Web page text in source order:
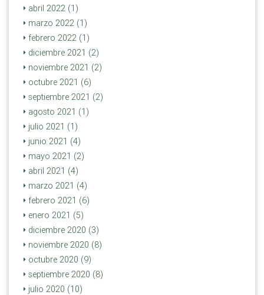
abril 2022 (1)
marzo 2022 (1)
febrero 2022 (1)
diciembre 2021 (2)
noviembre 2021 (2)
octubre 2021 (6)
septiembre 2021 (2)
agosto 2021 (1)
julio 2021 (1)
junio 2021 (4)
mayo 2021 (2)
abril 2021 (4)
marzo 2021 (4)
febrero 2021 (6)
enero 2021 (5)
diciembre 2020 (3)
noviembre 2020 (8)
octubre 2020 (9)
septiembre 2020 (8)
julio 2020 (10)